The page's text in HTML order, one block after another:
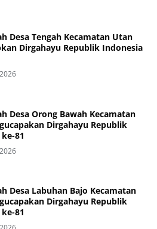
Desa Tengah Kecamatan Utan
Dirgahayu Republik Indonesia
Desa Orong Bawah Kecamatan
Dirgahayu Republik
81
Desa Labuhan Bajo Kecamatan
Dirgahayu Republik
81